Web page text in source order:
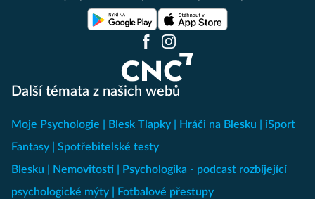
Další témata z našich webů
Moje Psychologie Blesk Tlapky Hráči na Blesku
iSport
Fantasy
Spotřebitelské testy
Blesku
Nemovitosti
Psychologika - podcast rozbíjející
psychologické mýty
Fotbalové přestupy